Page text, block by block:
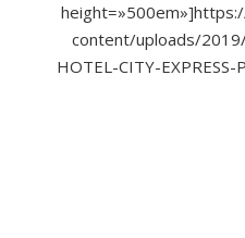
content/uploads/2019/
HOTEL-CITY-